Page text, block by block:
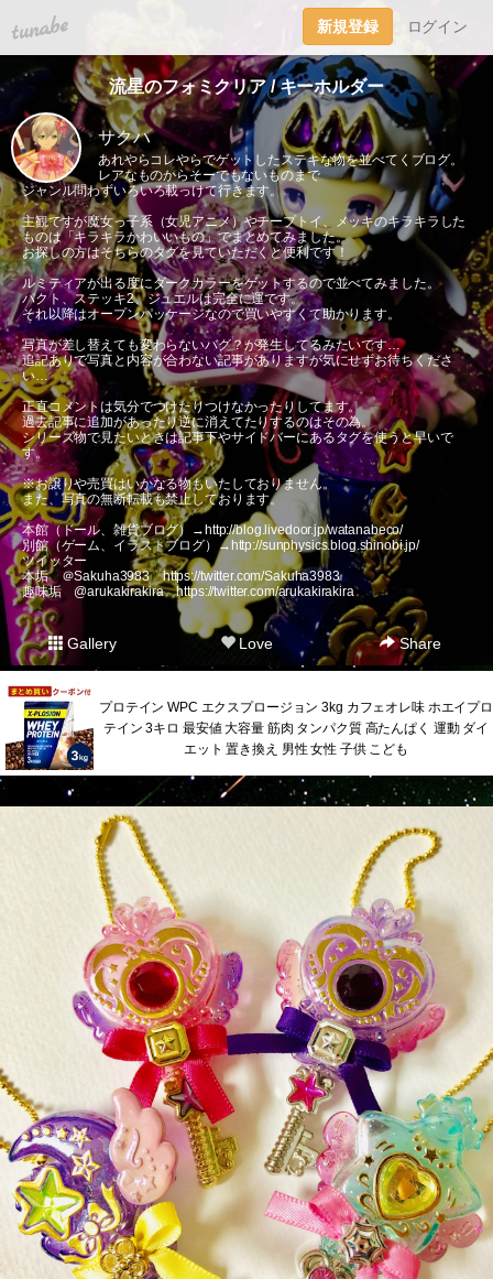
tuna.be 新規登録 ログイン
流星のフォミクリア / キーホルダー
サクハ
あれやらコレやらでゲットしたステキな物を並べてくブログ。
レアなものからそーでもないものまで
ジャンル問わずいろいろ載っけて行きます。
主観ですが魔女っ子系（女児アニメ）やチープトイ、メッキのキラキラした
ものは「キラキラかわいいもの」でまとめてみました。
お探しの方はそちらのタグを見ていただくと便利です！
ルミティアが出る度にダークカラーをゲットするので並べてみました。
パクト、ステッキ2、ジュエルは完全に運です。
それ以降はオープンパッケージなので買いやすくて助かります。
写真が差し替えても変わらないバグ？が発生してるみたいです…
追記ありで写真と内容が合わない記事がありますが気にせずお待ちくださ
い…
正直コメントは気分でつけたりつけなかったりしてます。
過去記事に追加があったり逆に消えてたりするのはその為。
シリーズ物で見たいときは記事下やサイドバーにあるタグを使うと早いで
す。
※お譲りや売買はいかなる物もいたしておりません。
また、写真の無断転載も禁止しております。
本館（ドール、雑貨ブログ）→ http://blog.livedoor.jp/watanabeco/
別館（ゲーム、イラストブログ）→ http://sunphysics.blog.shinobi.jp/
ツイッター
本垢 ＠Sakuha3983https://twitter.com/Sakuha3983
趣味垢 @arukakirakirahttps://twitter.com/arukakirakira
Gallery Love Share
プロテイン WPC エクスプロージョン 3kg カフェオレ味 ホエイプロ
テイン 3キロ 最安値 大容量 筋肉 タンパク質 高たんぱく 運動 ダイ
エット 置き換え 男性 女性 子供 こども